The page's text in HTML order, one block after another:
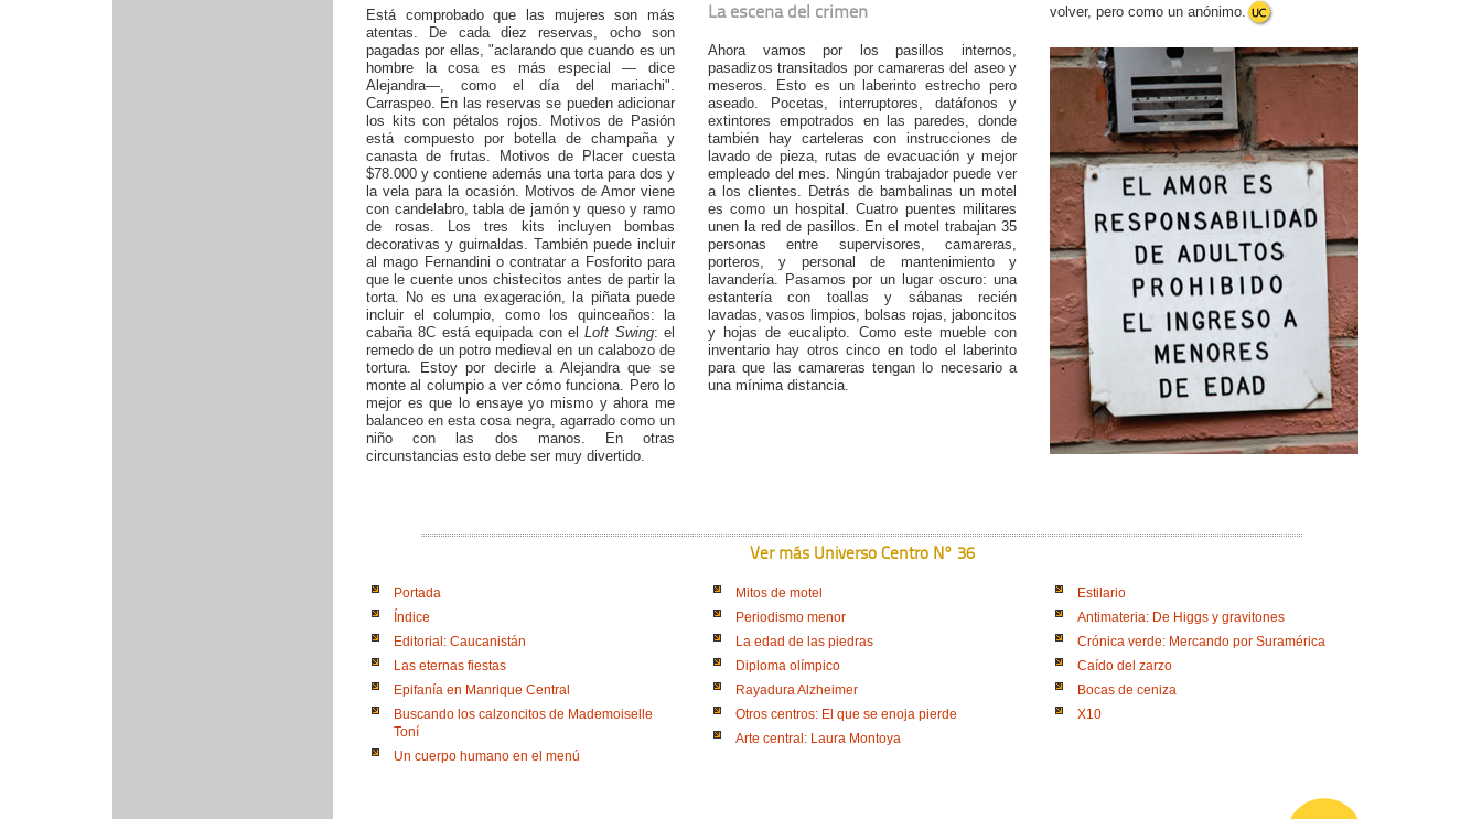
Está comprobado que las mujeres son más
atentas. De cada diez reservas, ocho son
pagadas por ellas, "aclarando que cuando es un
hombre la cosa es más especial — dice
Alejandra—, como el día del mariachi".
Carraspeo. En las reservas se pueden adicionar
los kits con pétalos rojos. Motivos de Pasión
está compuesto por botella de champaña y
canasta de frutas. Motivos de Placer cuesta
$78.000 y contiene además una torta para dos y
la vela para la ocasión. Motivos de Amor viene
con candelabro, tabla de jamón y queso y ramo
de rosas. Los tres kits incluyen bombas
decorativas y guirnaldas. También puede incluir
al mago Fernandini o contratar a Fosforito para
que le cuente unos chistecitos antes de partir la
torta. No es una exageración, la piñata puede
incluir el columpio, como los quinceaños: la
cabaña 8C está equipada con elLoft Swing: el
remedo de un potro medieval en un calabozo de
tortura. Estoy por decirle a Alejandra que se
monte al columpio a ver cómo funciona. Pero lo
mejor es que lo ensaye yo mismo y ahora me
balanceo en esta cosa negra, agarrado como un
niño con las dos manos. En otras
circunstancias esto debe ser muy divertido.
La escena del crimen
Ahora vamos por los pasillos internos,
pasadizos transitados por camareras del aseo y
meseros. Esto es un laberinto estrecho pero
aseado. Pocetas, interruptores, datáfonos y
extintores empotrados en las paredes, donde
también hay carteleras con instrucciones de
lavado de pieza, rutas de evacuación y mejor
empleado del mes. Ningún trabajador puede ver
a los clientes. Detrás de bambalinas un motel
es como un hospital. Cuatro puentes militares
unen la red de pasillos. En el motel trabajan 35
personas entre supervisores, camareras,
porteros, y personal de mantenimiento y
lavandería. Pasamos por un lugar oscuro: una
estantería con toallas y sábanas recién
lavadas, vasos limpios, bolsas rojas, jaboncitos
y hojas de eucalipto. Como este mueble con
inventario hay otros cinco en todo el laberinto
para que las camareras tengan lo necesario a
una mínima distancia.
volver, pero como un anónimo.
Ver más Universo Centro N° 36
Portada
Índice
Editorial: Caucanistán
Las eternas fiestas
Epifanía en Manrique Central
Buscando los calzoncitos de Mademoiselle
Toní
Un cuerpo humano en el menú
Mitos de motel
Periodismo menor
La edad de las piedras
Diploma olímpico
Rayadura Alzheimer
Otros centros: El que se enoja pierde
Arte central: Laura Montoya
Estilario
Antimateria: De Higgs y gravitones
Crónica verde: Mercando por Suramérica
Caído del zarzo
Bocas de ceniza
X10